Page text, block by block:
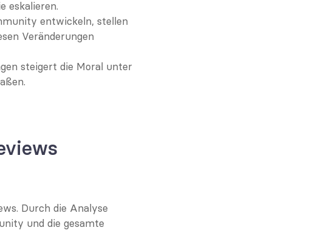
eskalieren.
entwickeln, stellen
Veränderungen
steigert die Moral unter
Durch die Analyse
und die gesamte